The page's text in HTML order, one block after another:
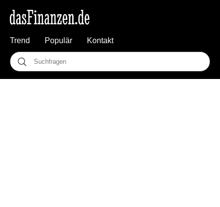
Trend Populär Kontakt